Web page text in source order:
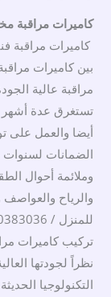
كاميرات مراقبة
كاميرات مراقبة
بين كاميرات
مراقبة عالية
تستغرق عدة أشهر
أيضا والعمل على
الضمانات لسنوات
وملائمة أحوال
والرياح والعواصف
تركيب كاميرات
نظراً لجودتها
التكنولوجيا